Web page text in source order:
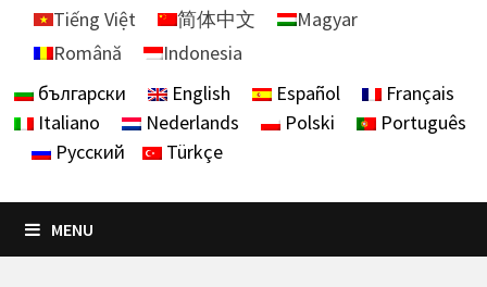
Tiếng Việt
简体中文
Magyar
Română
Indonesia
български
English Español
Français
Italiano
Nederlands Polski
Português
Русский
Türkçe
MENU